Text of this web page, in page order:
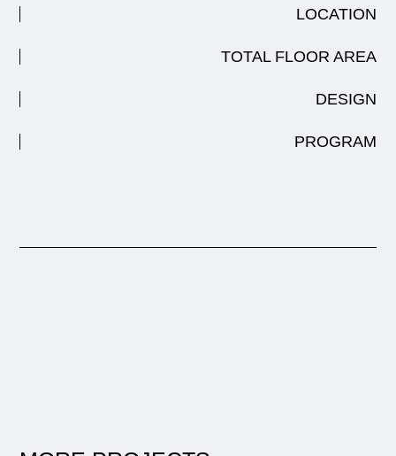
LOCATION
TOTAL FLOOR AREA
DESIGN
PROGRAM